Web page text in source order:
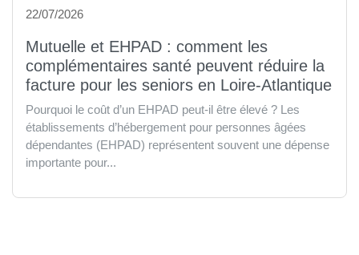
22/07/2026
Mutuelle et EHPAD : comment les
complémentaires santé peuvent réduire la
facture pour les seniors en Loire-Atlantique
Pourquoi le coût d’un EHPAD peut-il être élevé ? Les
établissements d’hébergement pour personnes âgées
dépendantes (EHPAD) représentent souvent une dépense
importante pour...